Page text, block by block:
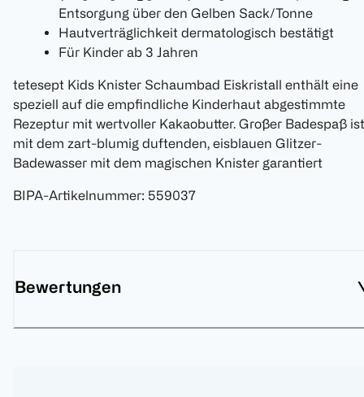
Entsorgung über den Gelben Sack/Tonne
Hautverträglichkeit dermatologisch bestätigt
Für Kinder ab 3 Jahren
tetesept Kids Knister Schaumbad Eiskristall enthält eine
speziell auf die empfindliche Kinderhaut abgestimmte
Rezeptur mit wertvoller Kakaobutter. Großer Badespaß ist
mit dem zart-blumig duftenden, eisblauen Glitzer-
Badewasser mit dem magischen Knister garantiert
BIPA-Artikelnummer: 559037
Bewertungen